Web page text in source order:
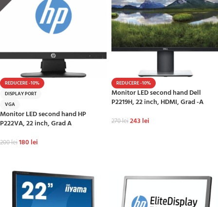
REDUCERE -10%
DISPLAY PORT
VGA
Monitor LED second hand HP
P222VA, 22 inch, Grad A
200lei180 lei
REDUCERE -10%
Monitor LED second hand Dell
P2219H, 22 inch, HDMI, Grad -A
270lei243 lei